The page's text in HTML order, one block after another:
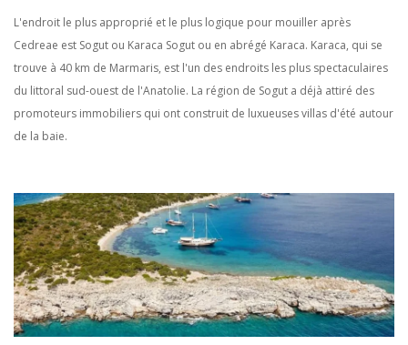
L'endroit le plus approprié et le plus logique pour mouiller après
Cedreae est Sogut ou Karaca Sogut ou en abrégé Karaca. Karaca, qui se
trouve à 40 km de Marmaris, est l'un des endroits les plus spectaculaires
du littoral sud-ouest de l'Anatolie. La région de Sogut a déjà attiré des
promoteurs immobiliers qui ont construit de luxueuses villas d'été autour
de la baie.